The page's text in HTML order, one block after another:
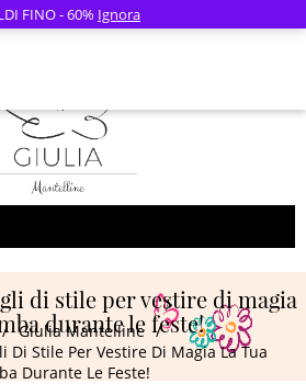
di stile per vestire di magia
durante le feste!
/ Giulia Mantelline /
Di Stile Per Vestire Di Magia La Tua
Durante Le Feste!
FINO - 60% Ignora